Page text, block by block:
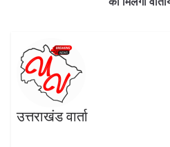
p
उत्तराखंड वार्ता